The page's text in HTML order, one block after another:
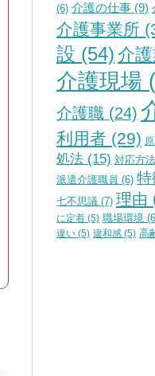
(6) 介護の仕事 (9)
介護事業所
設 (54) 介
介護現場
介護職 (24)
利用者 (29)
処法 (15) 対応方法
派遣介護職員 (6) 特
七不思議 (7) 理由
に定着 (5) 職場環境
違い (5) 違和感 (5) 高